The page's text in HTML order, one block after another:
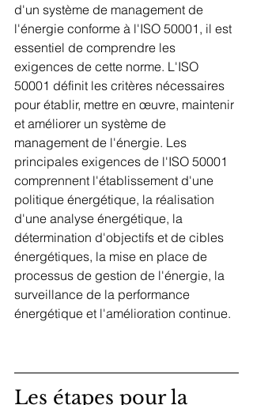
d'un système de management de
l'énergie conforme à l'ISO 50001, il est
essentiel de comprendre les
exigences de cette norme. L'ISO
50001 définit les critères nécessaires
pour établir, mettre en œuvre, maintenir
et améliorer un système de
management de l'énergie. Les
principales exigences de l'ISO 50001
comprennent l'établissement d'une
politique énergétique, la réalisation
d'une analyse énergétique, la
détermination d'objectifs et de cibles
énergétiques, la mise en place de
processus de gestion de l'énergie, la
surveillance de la performance
énergétique et l'amélioration continue.
Les étapes pour la